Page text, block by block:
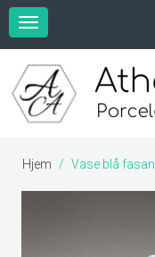
Hjem Vase blå fasan